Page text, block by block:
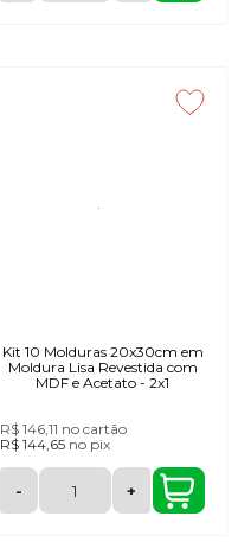
Kit 10 Molduras 20x30cm em
Moldura Lisa Revestida com
MDF e Acetato - 2x1
R$ 146,11 no cartão
R$ 144,65 no pix
- +